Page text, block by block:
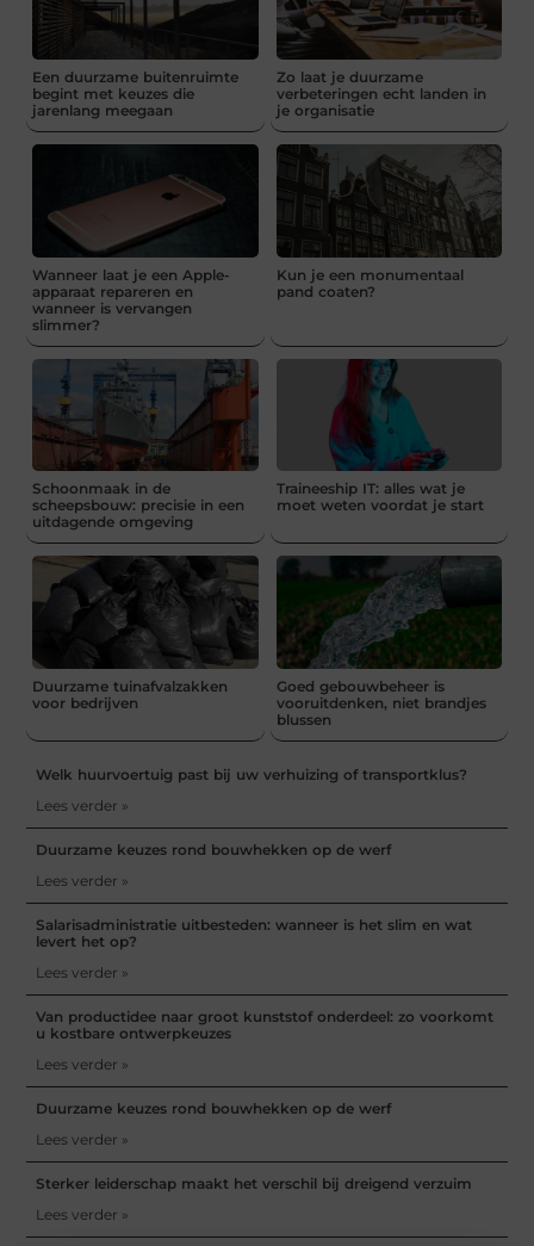
Een duurzame buitenruimte
begint met keuzes die
jarenlang meegaan
Zo laat je duurzame
verbeteringen echt landen in
je organisatie
Wanneer laat je een Apple-
apparaat repareren en
wanneer is vervangen
slimmer?
Kun je een monumentaal
pand coaten?
Schoonmaak in de
scheepsbouw: precisie in een
uitdagende omgeving
Traineeship IT: alles wat je
moet weten voordat je start
Duurzame tuinafvalzakken
voor bedrijven
Goed gebouwbeheer is
vooruitdenken, niet brandjes
blussen
Welk huurvoertuig past bij uw verhuizing of transportklus?
Lees verder »
Duurzame keuzes rond bouwhekken op de werf
Lees verder »
Salarisadministratie uitbesteden: wanneer is het slim en wat
levert het op?
Lees verder »
Van productidee naar groot kunststof onderdeel: zo voorkomt
u kostbare ontwerpkeuzes
Lees verder »
Duurzame keuzes rond bouwhekken op de werf
Lees verder »
Sterker leiderschap maakt het verschil bij dreigend verzuim
Lees verder »